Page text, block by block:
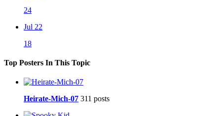
24
Jul 22
18
Top Posters In This Topic
Heirate-Mich-07 311 posts